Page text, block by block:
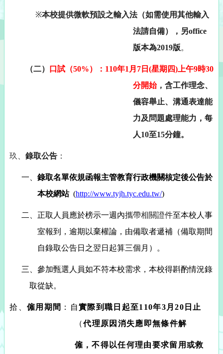
※本校提供微軟預設之輸入法（如需使用其他輸入
法請自備），另office
版本為2019版。
（二） 口試（50%）： 110年1 月 7日 (星期四)上午9時30
分開始，含工作理念、
儀容舉止、 溝通表達能
力及問題處理能力，每
人10至15分鐘。
玖、 錄取公告 ：
一、 錄取名單依規函報主管教育行政機關核定後公告於
本校網站(http://www.tyjh.tyc.edu.tw/)
二、 正取人員應於榜示一週內攜帶相關證件至本校人事
室報到，逾期以棄權論，由備取者遞補（備取期間
自錄取公告日之翌日起算三個月）。
三、 參加甄選 人員如不符本校需求，本校得斟酌情況錄
取從缺。
拾、僱用期間 ：自實際到職日起至110年3月20日止
（代理原因消失應即無條件解
僱，不得以任何理由要求留用或救